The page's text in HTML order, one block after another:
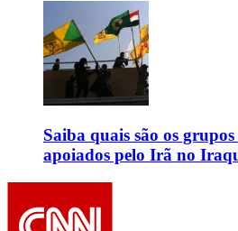
Saiba quais são os
apoiados pelo Irã no